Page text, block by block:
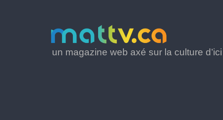
un magazine web axé sur la culture d’ici